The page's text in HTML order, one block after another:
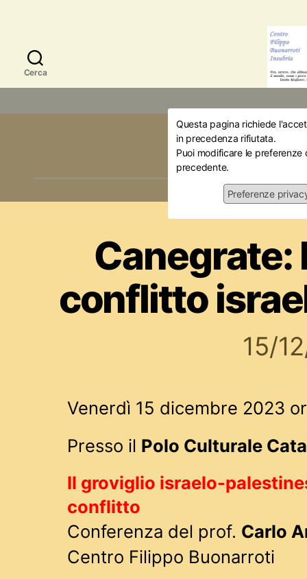
Cerca
Questa pagina richiede
in precedenza rifiutata.
Puoi modificare le
precedente.
Preferenze
Mese:
Attualità
Canegrate:
conflitto
15/
Venerdì 15 dicembre 2023
Presso il Polo Culturale
Il groviglio israelo-
conflitto
Conferenza del prof. Carlo
Centro Filippo Buonarroti